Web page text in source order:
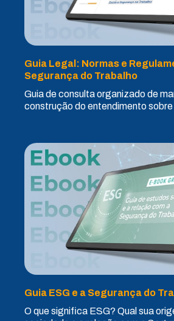
Guia Legal: Normas e
Segurança do Trabalho
Guia de consulta organizado de
construção do entendimento sobre
Guia ESG e a Segurança do
O que significa ESG? Qual sua